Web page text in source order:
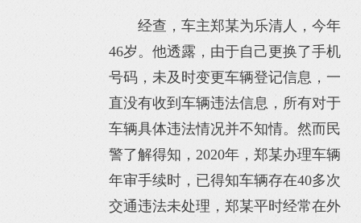
经查，车主郑某为乐清人，今年
46岁。他透露，由于自己更换了手机
号码，未及时变更车辆登记信息，一
直没有收到车辆违法信息，所有对于
车辆具体违法情况并不知情。然而民
警了解得知，2020年，郑某办理车辆
年审手续时，已得知车辆存在40多次
交通违法未处理，郑某平时经常在外